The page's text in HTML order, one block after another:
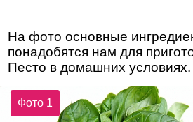
На фото основные
понадобятся нам для
Песто в домашних условиях.
Фото 1